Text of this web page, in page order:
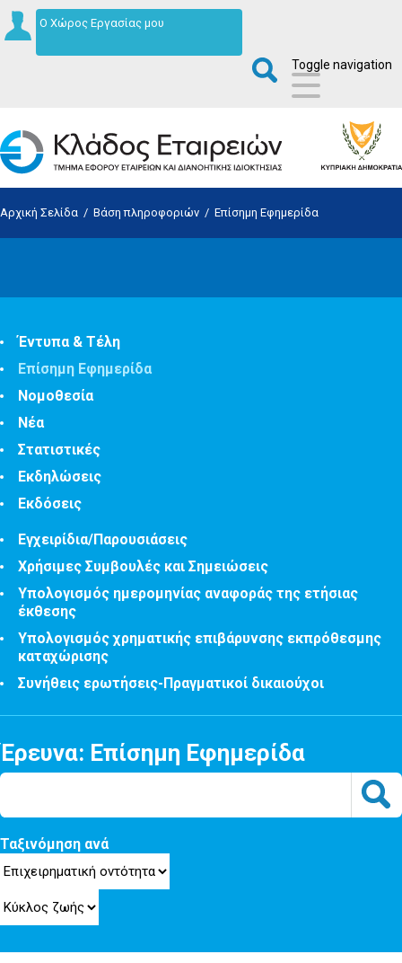
Ο Χώρος Εργασίας μου
Toggle navigation
Αρχική Σελίδα / Βάση πληροφοριών / Επίσημη Εφημερίδα
Έντυπα & Τέλη
Επίσημη Εφημερίδα
Νομοθεσία
Νέα
Στατιστικές
Εκδηλώσεις
Εκδόσεις
Εγχειρίδια/Παρουσιάσεις
Χρήσιμες Συμβουλές και Σημειώσεις
Υπολογισμός ημερομηνίας αναφοράς της ετήσιας
έκθεσης
Υπολογισμός χρηματικής επιβάρυνσης εκπρόθεσμης
καταχώρισης
Συνήθεις ερωτήσεις-Πραγματικοί δικαιούχοι
Έρευνα: Επίσημη Εφημερίδα
Ταξινόμηση ανά